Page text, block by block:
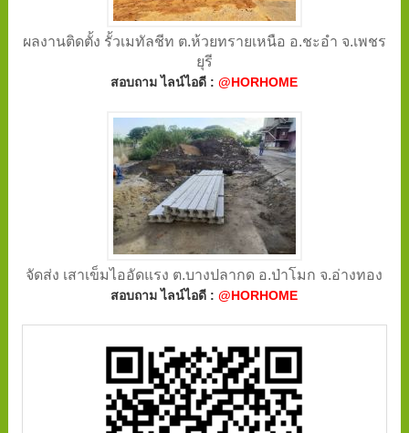
ผลงานติดตั้ง รั้วเมทัลชีท ต.ห้วยทรายเหนือ อ.ชะอำ จ.เพชร
ยุรี
สอบถาม ไลน์ไอดี :@HORHOME
จัดส่ง เสาเข็มไออัดแรง ต.บางปลากด อ.ป่าโมก จ.อ่างทอง
สอบถาม ไลน์ไอดี :@HORHOME